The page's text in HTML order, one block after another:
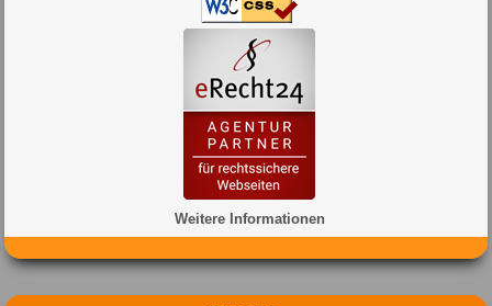
Weitere Informationen